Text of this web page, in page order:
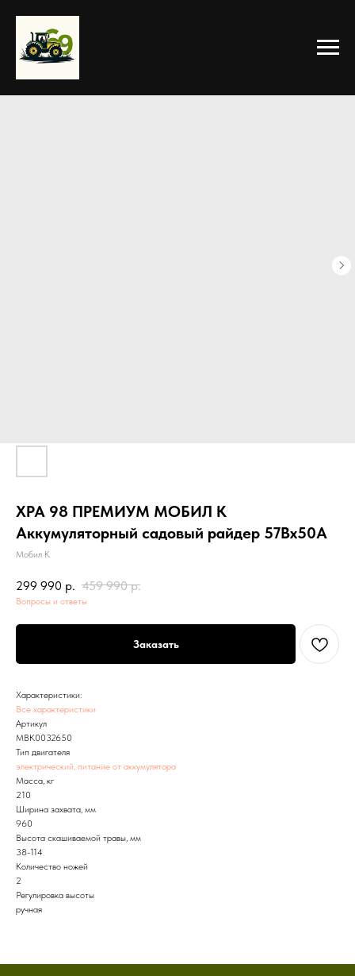
ХРА 98 ПРЕМИУМ МОБИЛ К
Аккумуляторный садовый райдер 57Вх50А
Мобил К
299 990 р. 459 990 р.
Вопросы и ответы
Заказать
Характеристики:
Все характеристики
Артикул
MBK0032650
Тип двигателя
электрический, питание от аккумулятора
Масса, кг
210
Ширина захвата, мм
960
Высота скашиваемой травы, мм
38-114
Количество ножей
2
Регулировка высоты
ручная